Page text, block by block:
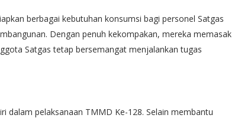
berbagai kebutuhan konsumsi bagi personel Satgas
Dengan penuh kekompakan, mereka memasak
Satgas tetap bersemangat menjalankan tugas
dalam pelaksanaan TMMD Ke-128. Selain membantu